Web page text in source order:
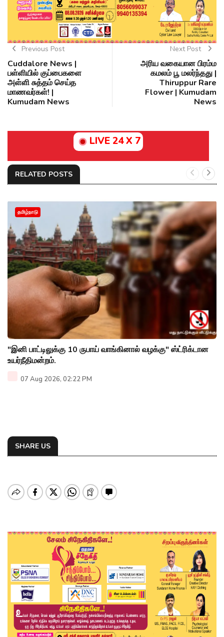
Previous Post
Cuddalore News |
பள்ளியில் குப்பைகளை
அள்ளி சுத்தம் செய்த
மாணவர்கள்! |
Kumudam News
Next Post
அரிய வகையான பிரம்ம
கமலம் பூ மலர்ந்தது |
Thiruppur Rare
Flower | Kumudam
News
LIVE 24 X 7
RELATED POSTS
தமிழ்நாடு
"இனி பாட்டிலுக்கு 10 ருபாய் வாங்கினால் வழக்கு" ஸ்ட்ரிக்டான
உயர்நீதிமன்றம்.
07 Aug 2026, 02:22 PM
SHARE US